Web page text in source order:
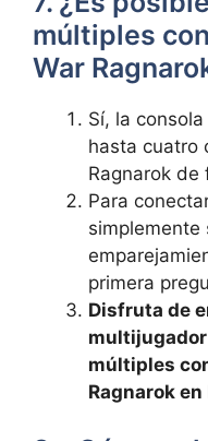
múltiples
War
Sí, la
hasta cuatro
Ragnarok de
Para
simplemente
primera
Disfruta de
múltiples
Ragnarok en